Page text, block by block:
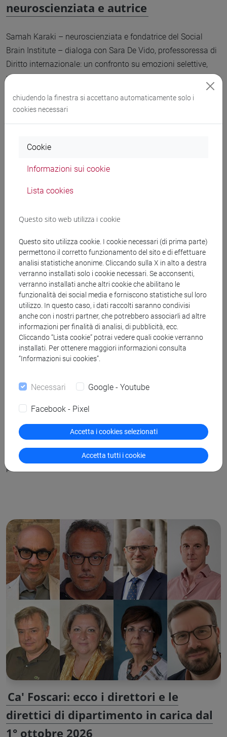
neuroscienziata e autrice
Samah Karaki – neuroscienziata e fondatrice del Social
Brain Institute – dialoga con Sara De Vido, professoressa di
Diritto internazionale: un confronto su emozioni selettive,
merito e diversità da cui emerge uno sguardo acuto e lucido
Intervista a Beatrice Masini: da Harry
Potter alla direzione editoriale di
Bompiani
In occasione della cerimonia di chiusura del
Polo di San Basilio, abbiamo intervistato Beatrice Masini.
Nota al grande pubblico come traduttrice di Harry Potter in
Italia, Masini è oggi la direttrice editoriale della storica casa
editrice Bompiani, oltre a essere una figura di spicco nel
panorama letterario italiano.
Ca' Foscari: ecco i direttori e le
direttici di dipartimento in carica dal
1° ottobre 2026
chiudendo la finestra si accettano automaticamente solo i
cookies necessari
Cookie
Informazioni sui cookie
Lista cookies
Questo sito web utilizza i cookie
Questo sito utilizza cookie. I cookie necessari (di prima parte)
permettono il corretto funzionamento del sito e di effettuare
analisi statistiche anonime. Cliccando sulla X in alto a destra
verranno installati solo i cookie necessari. Se acconsenti,
verranno installati anche altri cookie che abilitano le
funzionalità dei social media e forniscono statistiche sul loro
utilizzo. In questo caso, i dati raccolti saranno condivisi
anche con i nostri partner, che potrebbero associarli ad altre
informazioni per finalità di analisi, di pubblicità, ecc.
Cliccando “Lista cookie” potrai vedere quali cookie verranno
installati. Per ottenere maggiori informazioni consulta
“Informazioni sui cookies”.
Necessari Google - Youtube
Facebook - Pixel
Accetta i cookies selezionati
Accetta tutti i cookie